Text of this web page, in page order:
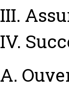
III.
IV.
A.